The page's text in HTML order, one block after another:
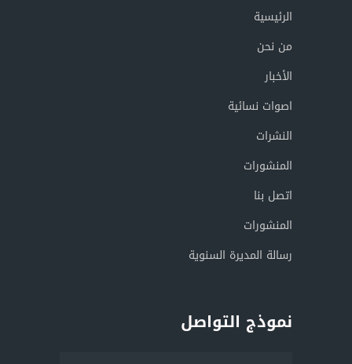
الرئيسية
من نحن
الأخبار
اصوات نسائية
النشرات
المنشورات
اتصل بنا
المنشورات
رسالة المديرة السنوية
نموذج التواصل